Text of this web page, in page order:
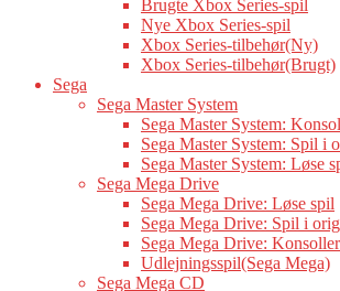
Brugte Xbox Series-spil
Nye Xbox Series-spil
Xbox Series-tilbehør(Ny)
Xbox Series-tilbehør(Brugt)
Sega
Sega Master System
Sega Master System:
Sega Master System: Spil i
Sega Master System: Løse
Sega Mega Drive
Sega Mega Drive: Løse spil
Sega Mega Drive: Spil i
Sega Mega Drive:
Udlejningsspil(Sega Mega)
Sega Mega CD